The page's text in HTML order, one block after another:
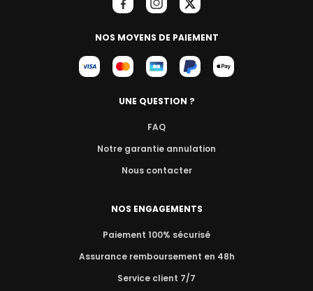
NOS MOYENS DE PAIEMENT
UNE QUESTION ?
FAQ
Notre garantie annulation
Nous contacter
NOS ENGAGEMENTS
Paiement 100% sécurisé
Assurance remboursement en 48h
Service client 7/7